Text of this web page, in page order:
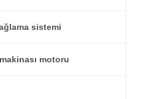
sistemi
motoru